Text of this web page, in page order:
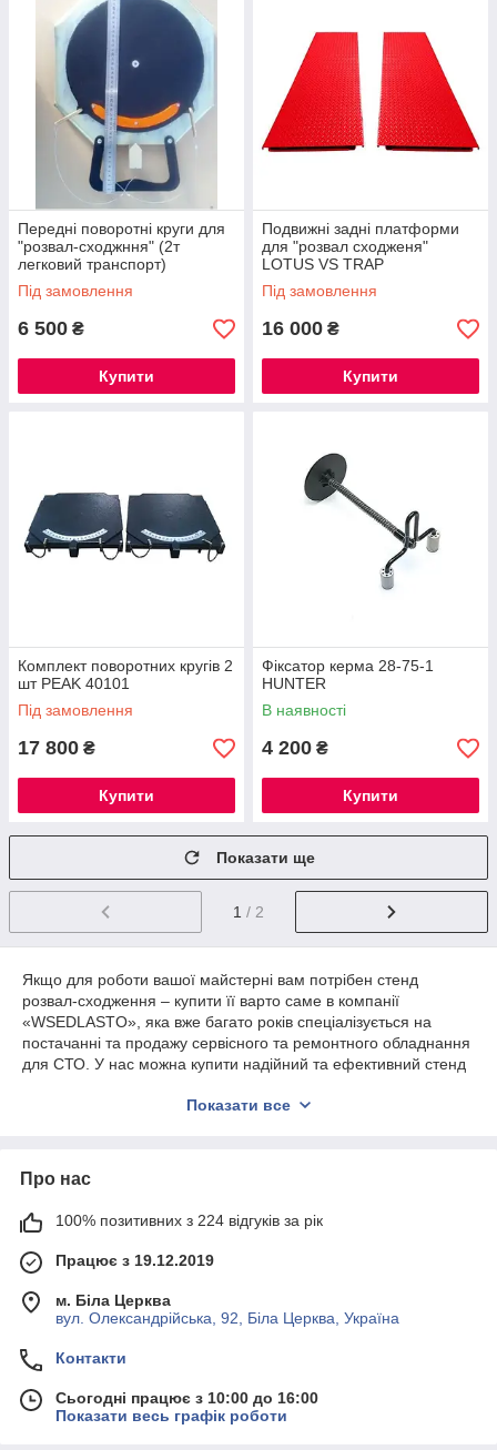
Передні поворотні круги для
"розвал-сходжння" (2т
легковий транспорт)
Під замовлення
6 500 ₴
Купити
Подвижні задні платформи
для "розвал сходженя"
LOTUS VS TRAP
Під замовлення
16 000 ₴
Купити
Комплект поворотних кругів 2
шт PEAK 40101
Під замовлення
17 800 ₴
Купити
Фікcaтop кepмa 28-75-1
HUNTER
В наявності
4 200 ₴
Купити
Показати ще
1 / 2
Якщо для роботи вашої майстерні вам потрібен стенд
розвал-сходження – купити її варто саме в компанії
«WSEDLASTO», яка вже багато років спеціалізується на
постачанні та продажу сервісного та ремонтного обладнання
для СТО. У нас можна купити надійний та ефективний стенд
Стенди калібрувальними пристроями і без них.
Стрьохмірним регулюванням.
Демонстраційні пристосування для стендів.
Платформи для стенду схід-розвалу, трапи та інші
Запчастини, комплектуючі та витратні матеріали для
стендів.
Показати все
Про нас
100% позитивних з 224 відгуків за рік
Працює з 19.12.2019
м. Біла Церква
вул. Олександрійська, 92, Біла Церква, Україна
Контакти
Сьогодні працює з 10:00 до 16:00
Показати весь графік роботи